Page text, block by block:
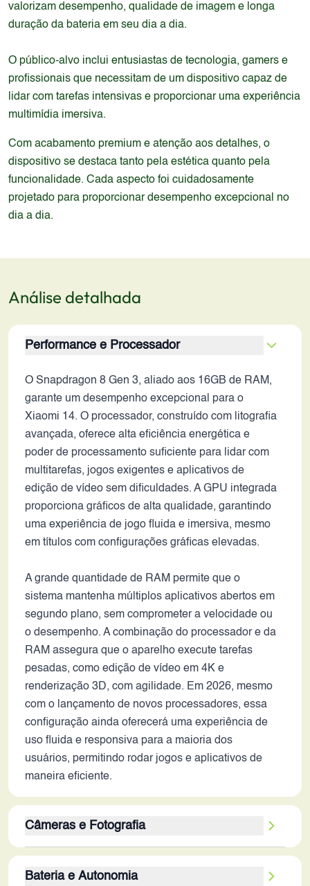
valorizam desempenho, qualidade de imagem e longa
duração da bateria em seu dia a dia.
O público-alvo inclui entusiastas de tecnologia, gamers e
profissionais que necessitam de um dispositivo capaz de
lidar com tarefas intensivas e proporcionar uma experiência
multimídia imersiva.
Com acabamento premium e atenção aos detalhes, o
dispositivo se destaca tanto pela estética quanto pela
funcionalidade. Cada aspecto foi cuidadosamente
projetado para proporcionar desempenho excepcional no
dia a dia.
Análise detalhada
Performance e Processador
O Snapdragon 8 Gen 3, aliado aos 16GB de RAM,
garante um desempenho excepcional para o
Xiaomi 14. O processador, construído com litografia
avançada, oferece alta eficiência energética e
poder de processamento suficiente para lidar com
multitarefas, jogos exigentes e aplicativos de
edição de vídeo sem dificuldades. A GPU integrada
proporciona gráficos de alta qualidade, garantindo
uma experiência de jogo fluida e imersiva, mesmo
em títulos com configurações gráficas elevadas.
A grande quantidade de RAM permite que o
sistema mantenha múltiplos aplicativos abertos em
segundo plano, sem comprometer a velocidade ou
o desempenho. A combinação do processador e da
RAM assegura que o aparelho execute tarefas
pesadas, como edição de vídeo em 4K e
renderização 3D, com agilidade. Em 2026, mesmo
com o lançamento de novos processadores, essa
configuração ainda oferecerá uma experiência de
uso fluida e responsiva para a maioria dos
usuários, permitindo rodar jogos e aplicativos de
maneira eficiente.
Câmeras e Fotografia
sensores de 50MP, sugere um sistema fotográfico
Bateria e Autonomia